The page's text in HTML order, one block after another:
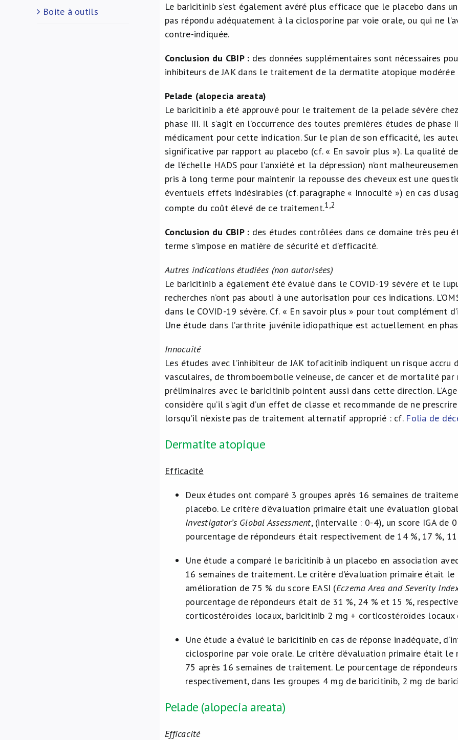
Le baricitinib s’est également avéré plus efficace que le placebo dans
pas répondu adéquatement à la ciclosporine par voie orale, ou qui ne
contre-indiquée.
Conclusion du CBIP : des données supplémentaires sont nécessaires
inhibiteurs de JAK dans le traitement de la dermatite atopique modérée
Pelade (alopecia areata)
Le baricitinib a été approuvé pour le traitement de la pelade sévère
phase III. Il s’agit en l’occurrence des toutes premières études de
médicament pour cette indication. Sur le plan de son efficacité, les
significative par rapport au placebo (cf. « En savoir plus »). La qualité
de l’échelle HADS pour l’anxiété et la dépression) n’ont
pris à long terme pour maintenir la repousse des cheveux est une
éventuels effets indésirables (cf. paragraphe « Innocuité ») en cas
compte du coût élevé de ce traitement.1,2
Conclusion du CBIP : des études contrôlées dans ce domaine très peu
terme s’impose en matière de sécurité et d’efficacité.
Autres indications étudiées (non autorisées)
Le baricitinib a également été évalué dans le COVID-19 sévère et le
recherches n’ont pas abouti à une autorisation pour ces indications.
dans le COVID-19 sévère. Cf. « En savoir plus » pour tout complément
Une étude dans l’arthrite juvénile idiopathique est actuellement en
Innocuité
Les études avec l’inhibiteur de JAK tofacitinib indiquent un risque accru
vasculaires, de thromboembolie veineuse, de cancer et de mortalité
préliminaires avec le baricitinib pointent aussi dans cette direction.
considère qu’il s’agit d’un effet de classe et recommande de ne
lorsqu’il n’existe pas de traitement alternatif approprié : cf. Folia de
Dermatite atopique
Efficacité
Deux études ont comparé 3 groupes après 16 semaines de
placebo. Le critère d’évaluation primaire était une évaluation
Investigator’s Global Assessment, (intervalle : 0-4), un score IGA de
pourcentage de répondeurs était respectivement de 14 %, 17 %,
Une étude a comparé le baricitinib à un placebo en association
16 semaines de traitement. Le critère d’évaluation primaire était
amélioration de 75 % du score EASI (Eczema Area and Severity
pourcentage de répondeurs était de 31 %, 24 % et 15 %,
corticostéroïdes locaux, baricitinib 2 mg + corticostéroïdes
Une étude a évalué le baricitinib en cas de réponse inadéquate,
ciclosporine par voie orale. Le critère d’évaluation primaire était
75 après 16 semaines de traitement. Le pourcentage de
respectivement, dans les groupes 4 mg de baricitinib, 2 mg de
Pelade (alopecia areata)
Efficacité
Boite à outils